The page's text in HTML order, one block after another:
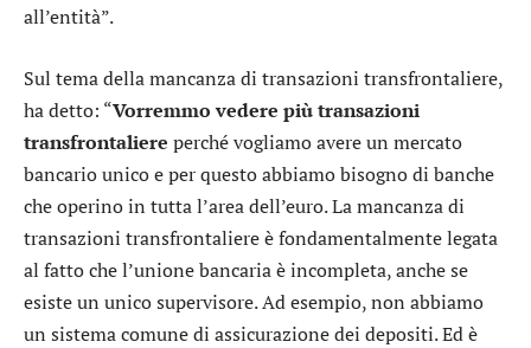
all’entità”.
Sul tema della mancanza di transazioni transfrontaliere,
ha detto: “Vorremmo vedere più transazioni
transfrontaliere perché vogliamo avere un mercato
bancario unico e per questo abbiamo bisogno di banche
che operino in tutta l’area dell’euro. La mancanza di
transazioni transfrontaliere è fondamentalmente legata
al fatto che l’unione bancaria è incompleta, anche se
esiste un unico supervisore. Ad esempio, non abbiamo
un sistema comune di assicurazione dei depositi. Ed è